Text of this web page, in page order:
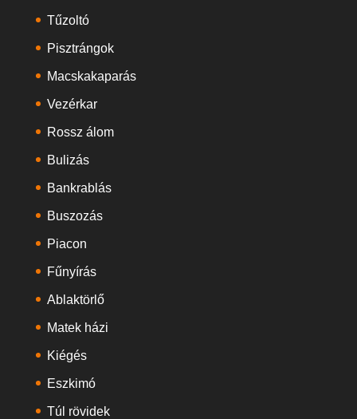
Tűzoltó
Pisztrángok
Macskakaparás
Vezérkar
Rossz álom
Bulizás
Bankrablás
Buszozás
Piacon
Fűnyírás
Ablaktörlő
Matek házi
Kiégés
Eszkimó
Túl rövidek